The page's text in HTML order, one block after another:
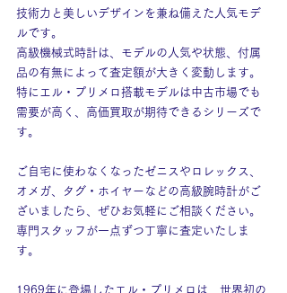
技術力と美しいデザインを兼ね備えた人気モデ
ルです。
高級機械式時計は、モデルの人気や状態、付属
品の有無によって査定額が大きく変動します。
特にエル・プリメロ搭載モデルは中古市場でも
需要が高く、高価買取が期待できるシリーズで
す。
ご自宅に使わなくなったゼニスやロレックス、
オメガ、タグ・ホイヤーなどの高級腕時計がご
ざいましたら、ぜひお気軽にご相談ください。
専門スタッフが一点ずつ丁寧に査定いたしま
す。
1969年に登場したエル・プリメロは、世界初の